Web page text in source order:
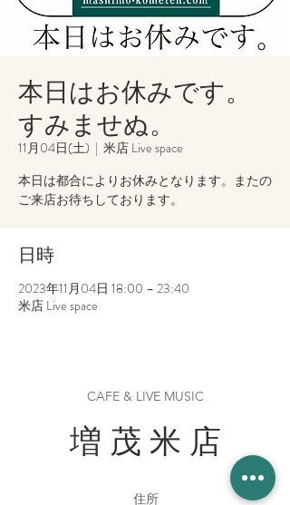
本日はお休みです。
すみませぬ。
11月04日(土)
  |
米店 Live space
本日は都合によりお休みとなります。またの
ご来店お待ちしております。
日時
2023年11月04日 18:00 – 23:40
米店 Live space
CAFE & LIVE MUSIC
増 茂 米 店
住所